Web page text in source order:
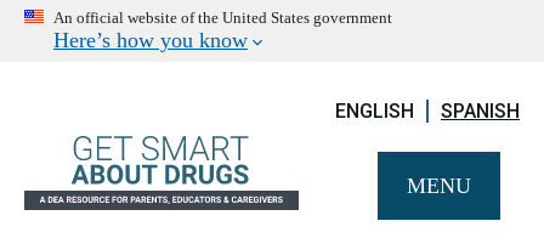
An official website of the United States government
Here’s how you know
ENGLISH SPANISH
MENU